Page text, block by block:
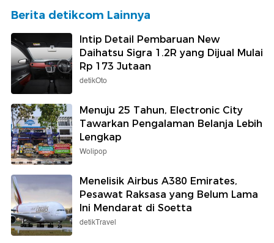
Berita detikcom Lainnya
Intip Detail Pembaruan New
Daihatsu Sigra 1.2R yang Dijual Mulai
Rp 173 Jutaan
detikOto
Menuju 25 Tahun, Electronic City
Tawarkan Pengalaman Belanja Lebih
Lengkap
Wolipop
Menelisik Airbus A380 Emirates,
Pesawat Raksasa yang Belum Lama
Ini Mendarat di Soetta
detikTravel